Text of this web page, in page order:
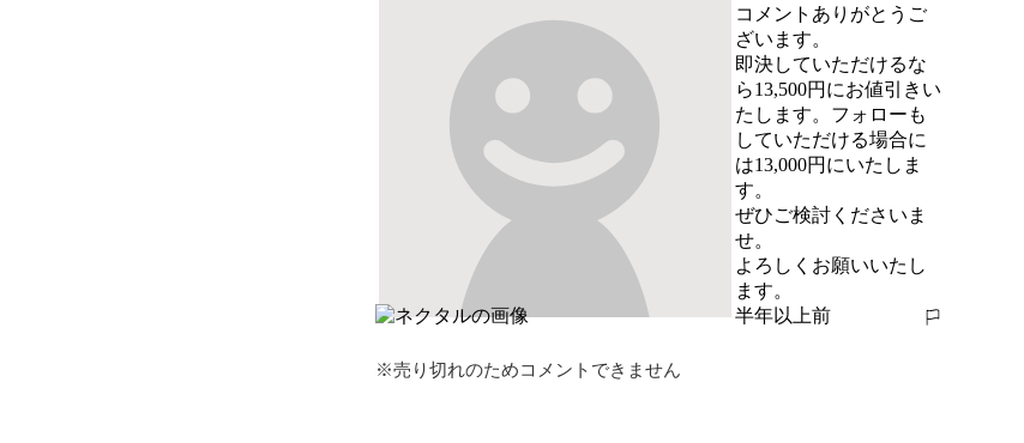
コメントありがとうご
ざいます。
即決していただけるな
ら13,500円にお値引きい
たします。フォローも
していただける場合に
は13,000円にいたしま
す。
ぜひご検討くださいま
せ。
よろしくお願いいたし
ます。
半年以上前
報告する
※売り切れのためコメントできません